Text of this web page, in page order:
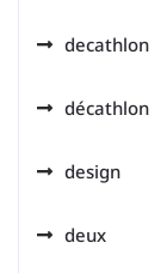
decathlon
décathlon
design
deux